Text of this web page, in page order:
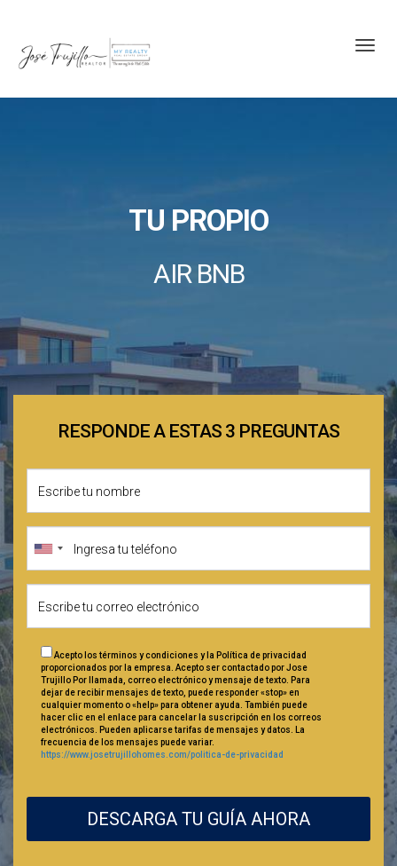
TU PROPIO
AIR BNB
RESPONDE A ESTAS 3 PREGUNTAS
Acepto los términos y condiciones y la Política de privacidad
proporcionados por la empresa. Acepto ser contactado por Jose
Trujillo Por llamada, correo electrónico y mensaje de texto. Para
dejar de recibir mensajes de texto, puede responder «stop» en
cualquier momento o «help» para obtener ayuda. También puede
hacer clic en el enlace para cancelar la suscripción en los correos
electrónicos. Pueden aplicarse tarifas de mensajes y datos. La
frecuencia de los mensajes puede variar.
https://www.josetrujillohomes.com/politica-de-privacidad
DESCARGA TU GUÍA AHORA